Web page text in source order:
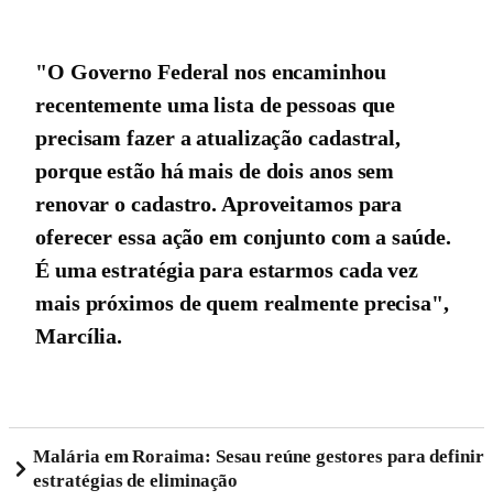
"O Governo Federal nos encaminhou
recentemente uma lista de pessoas que
precisam fazer a atualização cadastral,
porque estão há mais de dois anos sem
renovar o cadastro. Aproveitamos para
oferecer essa ação em conjunto com a saúde.
É uma estratégia para estarmos cada vez
mais próximos de quem realmente precisa",
Marcília.
Malária em Roraima: Sesau reúne gestores para definir
estratégias de eliminação